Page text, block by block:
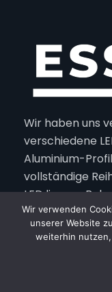
Wir haben uns
verschiedene
Aluminium-
vollständige
LED lineare
produzieren.
Schnelle
Wir verwenden
unserer Website
weiterhin